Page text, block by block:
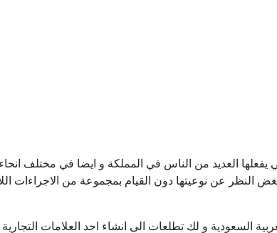
يفعلها العديد من الناس في المملكة و ايضا في مختلف
النظر عن نوعيتها دون القيام بمجموعة من الاجراءات
السعودية و لك تطلعات الى انشاء احد العلامات